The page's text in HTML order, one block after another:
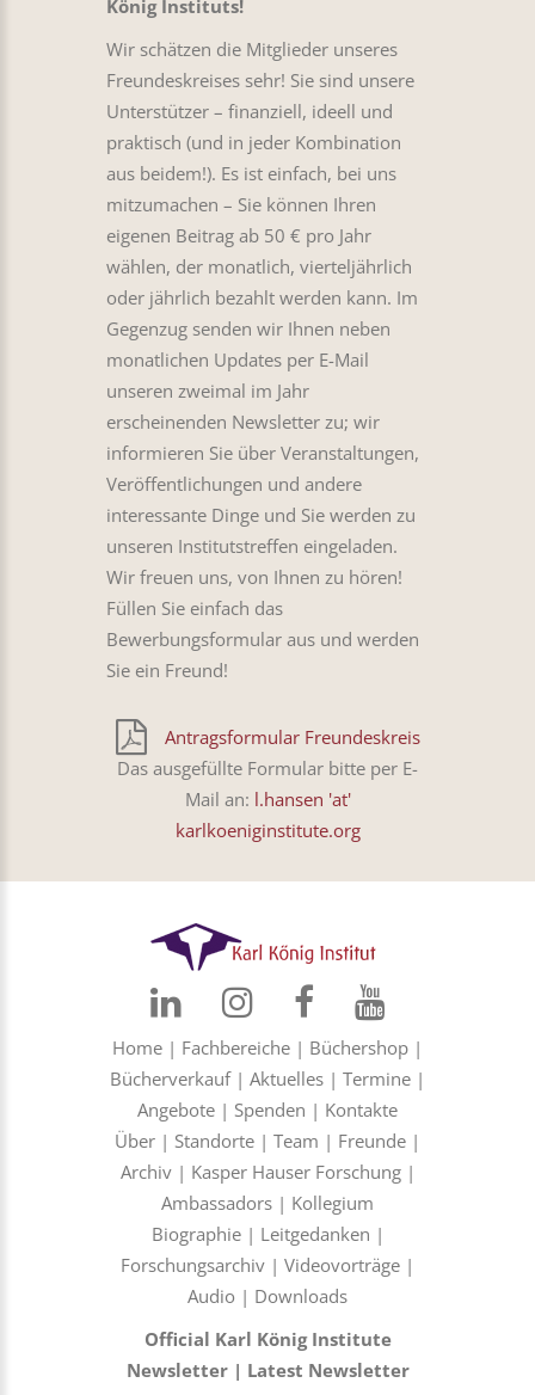
König Instituts!
Wir schätzen die Mitglieder unseres
Freundeskreises sehr! Sie sind unsere
Unterstützer – finanziell, ideell und
praktisch (und in jeder Kombination
aus beidem!). Es ist einfach, bei uns
mitzumachen – Sie können Ihren
eigenen Beitrag ab 50 € pro Jahr
wählen, der monatlich, vierteljährlich
oder jährlich bezahlt werden kann. Im
Gegenzug senden wir Ihnen neben
monatlichen Updates per E-Mail
unseren zweimal im Jahr
erscheinenden Newsletter zu; wir
informieren Sie über Veranstaltungen,
Veröffentlichungen und andere
interessante Dinge und Sie werden zu
unseren Institutstreffen eingeladen.
Wir freuen uns, von Ihnen zu hören!
Füllen Sie einfach das
Bewerbungsformular aus und werden
Sie ein Freund!
Antragsformular Freundeskreis
Das ausgefüllte Formular bitte per E-
Mail an: l.hansen 'at'
karlkoeniginstitute.org
Home | Fachbereiche | Büchershop |
Bücherverkauf| Aktuelles | Termine |
Angebote | Spenden | Kontakte
Über | Standorte | Team | Freunde |
Archiv| Kasper Hauser Forschung|
Ambassadors | Kollegium
Biographie| Leitgedanken |
Forschungsarchiv | Videovorträge |
Audio | Downloads
Official Karl König Institute
Newsletter| Latest Newsletter